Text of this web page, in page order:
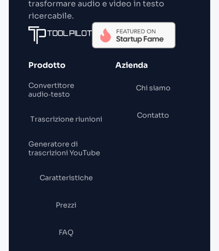
trasformare audio e video in testo
ricercabile.
Prodotto
Convertitore
audio‑testo
Trascrizione riunioni
Generatore di
trascrizioni YouTube
Caratteristiche
Prezzi
FAQ
Azienda
Chi siamo
Contatto